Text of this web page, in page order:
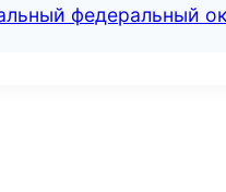
федеральный